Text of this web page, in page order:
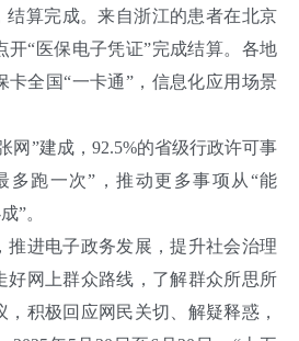
结算完成。来自浙江的患者在北京
开“医保电子凭证”完成结算。各地
卡全国“一卡通”，信息化应用场景
网”建成，92.5%的省级行政许可事
多跑一次”，推动更多事项从“能
”。
推进电子政务发展，提升社会治理
好网上群众路线，了解群众所思所
，积极回应网民关切、解疑释惑，